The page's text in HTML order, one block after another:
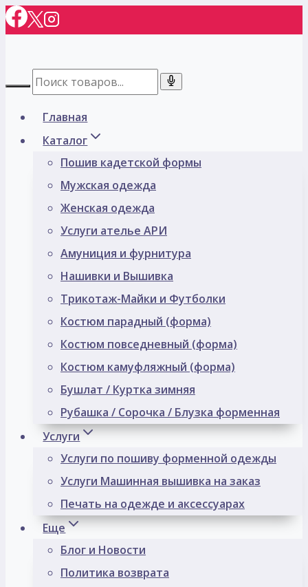
Перейти
к
Главная
Каталог
Пошив кадетской формы
Мужская одежда
Женская одежда
Услуги ателье АРИ
Амуниция и фурнитура
Нашивки и Вышивка
Трикотаж-Майки и Футболки
Костюм парадный (форма)
Костюм повседневный (форма)
Костюм камуфляжный (форма)
Бушлат / Куртка зимняя
Рубашка / Сорочка / Блузка форменная
Услуги
Услуги по пошиву форменной одежды
Услуги Машинная вышивка на заказ
Печать на одежде и аксессуарах
Еще
Блог и Новости
Политика возврата